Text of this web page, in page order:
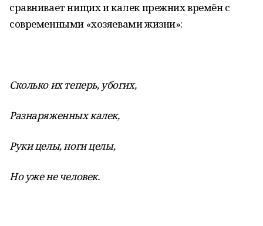
сравнивает нищих и калек прежних времён с
современными «хозяевами жизни»:
Сколько их теперь, убогих,
Разнаряженных калек,
Руки целы, ноги целы,
Но уже не человек.